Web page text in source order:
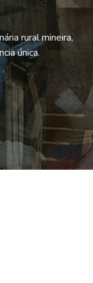
rural mineira,
única.